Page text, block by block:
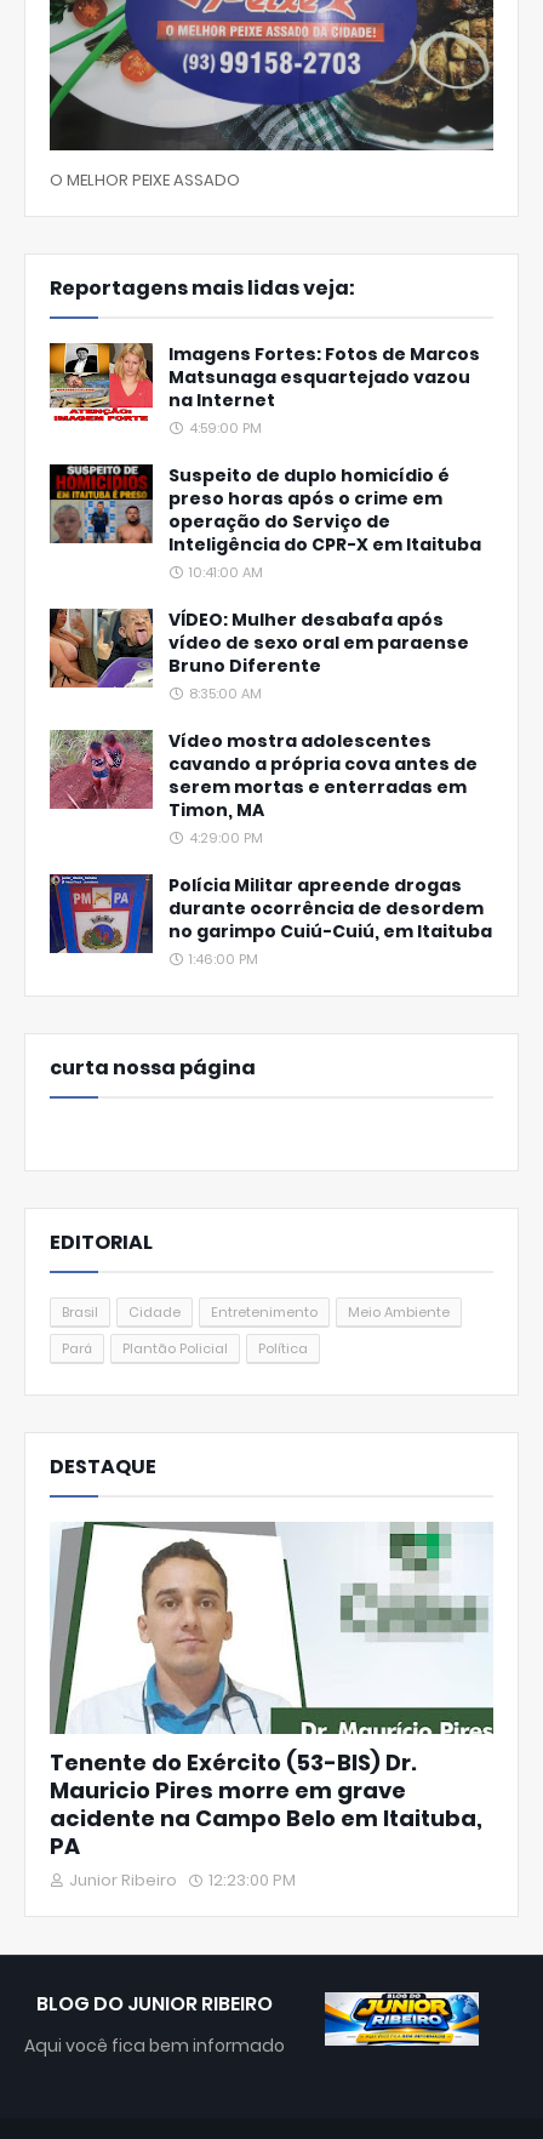
O MELHOR PEIXE ASSADO
Reportagens mais lidas veja:
Imagens Fortes: Fotos de Marcos
Matsunaga esquartejado vazou
na Internet
4:59:00 PM
Suspeito de duplo homicídio é
preso horas após o crime em
operação do Serviço de
Inteligência do CPR-X em Itaituba
10:41:00 AM
VÍDEO: Mulher desabafa após
vídeo de sexo oral em paraense
Bruno Diferente
8:35:00 AM
Vídeo mostra adolescentes
cavando a própria cova antes de
serem mortas e enterradas em
Timon, MA
4:29:00 PM
Polícia Militar apreende drogas
durante ocorrência de desordem
no garimpo Cuiú-Cuiú, em Itaituba
1:46:00 PM
curta nossa página
EDITORIAL
Brasil Cidade Entretenimento
Meio Ambiente
Pará
Plantão Policial Política
DESTAQUE
Tenente do Exército (53-BIS) Dr.
Mauricio Pires morre em grave
acidente na Campo Belo em Itaituba,
PA
Junior Ribeiro 12:23:00 PM
BLOG DO JUNIOR RIBEIRO
Aqui você fica bem informado